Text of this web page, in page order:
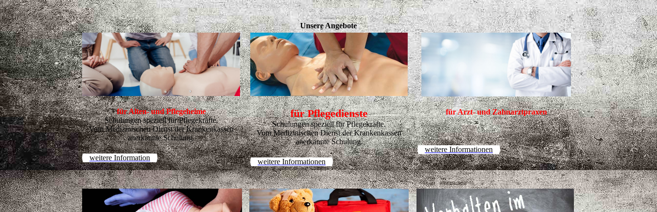
Unsere Angebote
für Alten- und Pflegeheime
Schulungen speziell für Pflegekräfte.
Vom Medizinischen Dienst der Krankenkassen
anerkannte Schulung.
weitere Information
für Pflegedienste
Schulungen speziell für Pflegekräfte.
Vom Medizinischen Dienst der Krankenkassen
anerkannte Schulung.
weitere Informationen
für Arzt- und Zahnarztpraxen
weitere Informationen